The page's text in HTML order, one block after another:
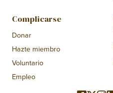
Complicarse
Donar
Hazte miembro
Voluntario
Empleo